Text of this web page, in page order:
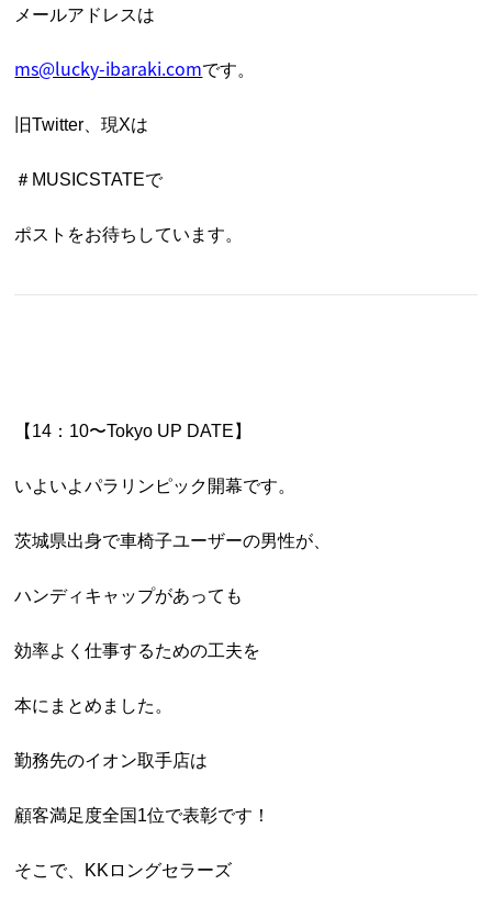
メールアドレスは
ms@lucky-ibaraki.comです。
旧Twitter、現Xは
＃MUSICSTATEで
ポストをお待ちしています。
【14：10〜Tokyo UP DATE】
いよいよパラリンピック開幕です。
茨城県出身で車椅子ユーザーの男性が、
ハンディキャップがあっても
効率よく仕事するための工夫を
本にまとめました。
勤務先のイオン取手店は
顧客満足度全国1位で表彰です！
そこで、KKロングセラーズ